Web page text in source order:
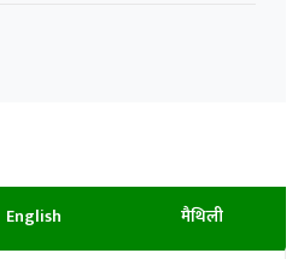
English मैथिली